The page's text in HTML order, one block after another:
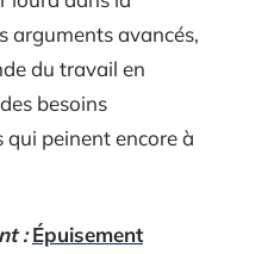
arguments avancés,
du travail en
besoins
peinent encore à
: Épuisement